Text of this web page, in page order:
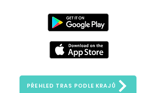
PŘEHLED TRAS PODLE KRAJŮ